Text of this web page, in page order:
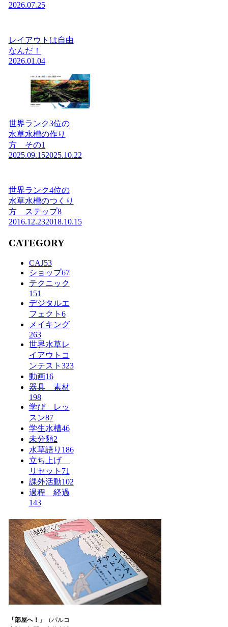
2026.07.25
レイアウトは自由
なんだ！
2026.01.04
世界ランク3位の
水草水槽の作り
方 その1
2025.09.152025.10.22
世界ランク4位の
水草水槽のつくり
方 ステップ8
2016.12.232018.10.15
CATEGORY
CAJ53
ショップ67
テクニック
151
デジタルエ
フェクト 6
メイキング
263
世界水草レ
イアウトコ
ンテスト 323
動画16
器具 素材
198
学び レッ
スン87
学生水槽46
未分類2
水草語り 186
立ち上げ
リセット 71
課外活動102
過程 経過
143
「部屋へ！」
（パルコ